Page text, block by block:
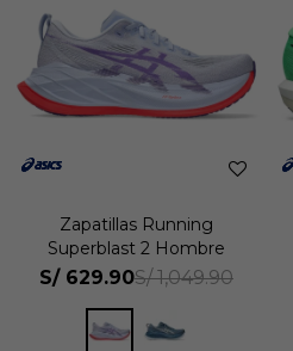
Zapatillas Running
Superblast 2 Hombre
S/ 629.90S/ 1,049.90